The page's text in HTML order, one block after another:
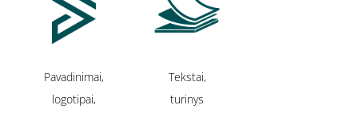
Pavadinimai,
logotipai,
Tekstai,
turinys